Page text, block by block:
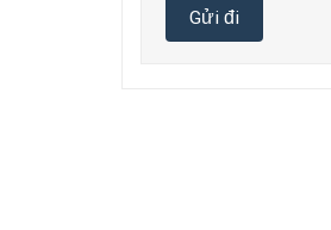
3. Ứng dụng quầy